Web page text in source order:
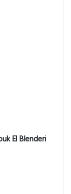
El Blenderi